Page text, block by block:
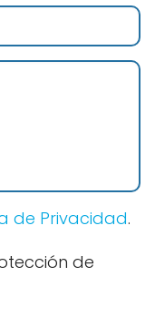
de Privacidad.
de